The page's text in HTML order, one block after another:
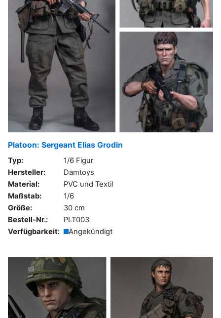
Platoon: Sergeant Elias Grodin
Typ:
1/6 Figur
Hersteller:
Damtoys
Material:
PVC und Textil
Maßstab:
1/6
Größe:
30 cm
Bestell-Nr.:
PLT003
Verfügbarkeit:
Angekündigt